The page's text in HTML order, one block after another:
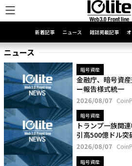
新着記事 ニュース 雑誌掲載記事
ニュース
暗号資産
金融庁、暗号資
ー報告様式統一
2026/08/07
暗号資産
トランプ一族関
引高500億ドル突
2026/08/07
暗号資産